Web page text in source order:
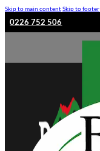
Skip to main contentSkip to footer
0226 752 506